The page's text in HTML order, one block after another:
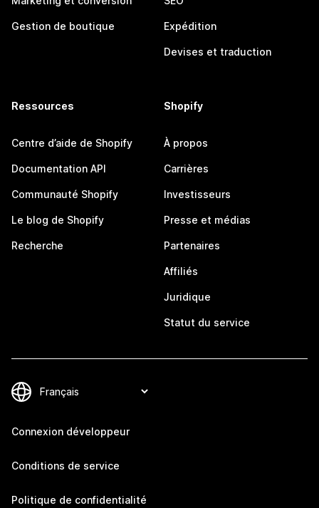
Gestion de boutique Expédition
Devises et traduction
Ressources
Centre d’aide de Shopify
Documentation API
Communauté Shopify
Le blog de Shopify
Recherche
Shopify
À propos
Carrières
Investisseurs
Presse et médias
Partenaires
Affiliés
Juridique
Statut du service
Connexion développeur
Conditions de service
Politique de confidentialité